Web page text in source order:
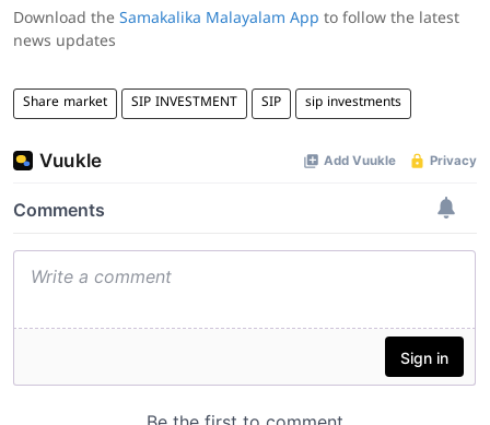
Download the Samakalika Malayalam App to follow the latest
news updates
Share market SIP INVESTMENT SIP sip investments